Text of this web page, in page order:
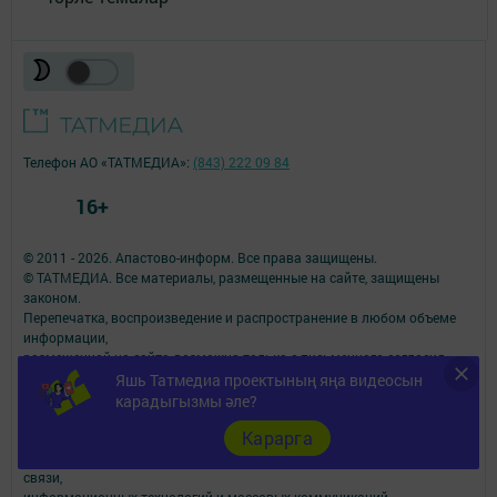
Яшь Татмедиа проектының яңа видеосын
карадыгызмы әле?
Карарга
© 2011 - 2026. Апастово-информ. Все права защищены.
© ТАТМЕДИА. Все материалы, размещенные на сайте, защищены
законом.
Перепечатка, воспроизведение и распространение в любом объеме
информации,
размещенной на сайте, возможна только с письменного согласия
редакций СМИ.
При поддержке Республиканского агентства по печати и массовым
коммуникациям.
Наименование СМИ: Апастово-информ
СМИ зарегистрировано Федеральной службой по надзору в сфере
связи,
Телефон АО «ТАТМЕДИА»: (843) 222 09 84
16+